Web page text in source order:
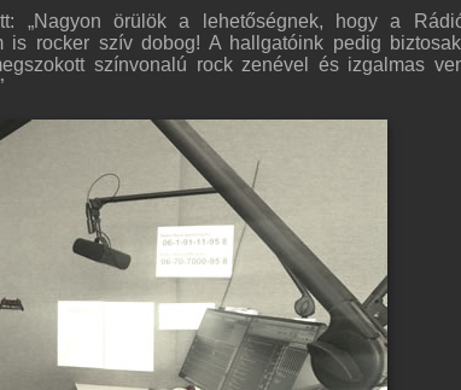
„Nagyon örülök a lehetőségnek, hogy a
is rocker szív dobog! A hallgatóink pedig
színvonalú rock zenével és izgalmas